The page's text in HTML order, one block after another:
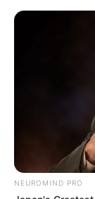
NEUROMIND PRO